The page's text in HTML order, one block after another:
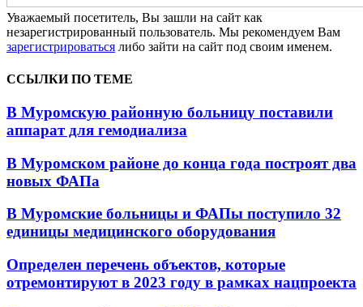
Уважаемый посетитель, Вы зашли на сайт как
незарегистрированный пользователь. Мы рекомендуем Вам
зарегистрироваться либо зайти на сайт под своим именем.
ССЫЛКИ ПО ТЕМЕ
В Муромскую районную больницу поставили
аппарат для гемодиализа
В Муромском районе до конца года построят два
новых ФАПа
В Муромские больницы и ФАПы поступило 32
единицы медицинского оборудования
Определен перечень объектов, которые
отремонтируют в 2023 году в рамках нацпроекта